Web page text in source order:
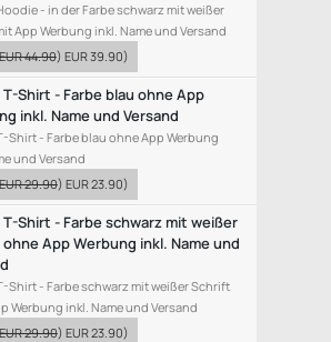
- in der Farbe schwarz mit weißer
App Werbung inkl. Name und Versand
44.90) EUR 39.90)
T-Shirt - Farbe blau ohne App
inkl. Name und Versand
Shirt - Farbe blau ohne App Werbung
und Versand
29.90) EUR 23.90)
T-Shirt - Farbe schwarz mit weißer
App Werbung inkl. Name und
Shirt - Farbe schwarz mit weißer Schrift
Werbung inkl. Name und Versand
29.90) EUR 23.90)